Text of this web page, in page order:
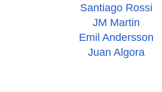
Santiago Rossi
JM Martin
Emil Andersson
Juan Algora